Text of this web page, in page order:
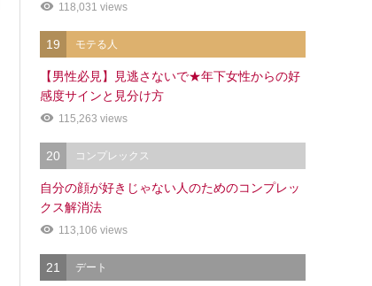
118,031 views
19 モテる人
【男性必見】見逃さないで★年下女性からの好
感度サインと見分け方
115,263 views
20 コンプレックス
自分の顔が好きじゃない人のためのコンプレッ
クス解消法
113,106 views
21 デート